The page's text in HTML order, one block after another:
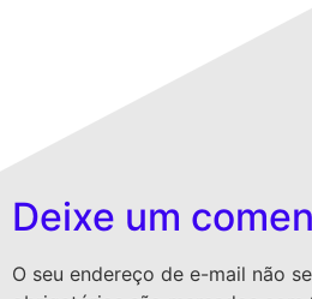
Deixe um
O seu endereço de e-mail não